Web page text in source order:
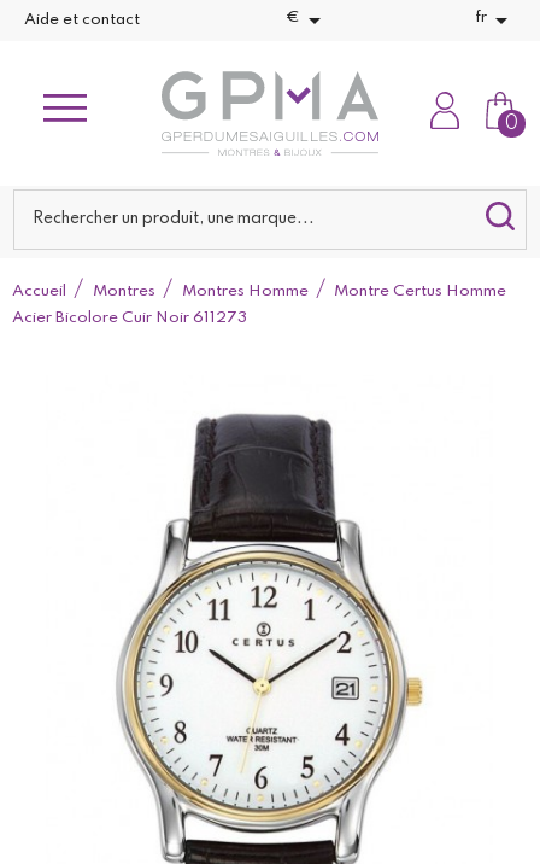
Aide et contact €  fr 
0
Accueil Montres Montres Homme
Montre Certus Homme
Acier Bicolore Cuir Noir 611273